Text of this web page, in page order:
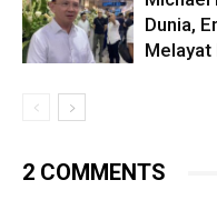
Dunia,
Melayat
2 COMMENTS